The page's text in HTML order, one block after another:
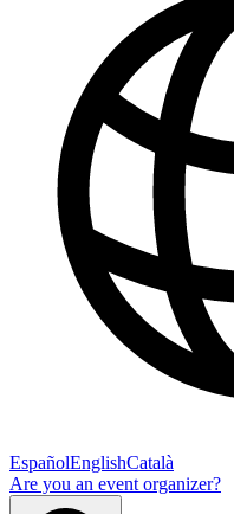
EspañolEnglishCatalà
Are you an event organizer?